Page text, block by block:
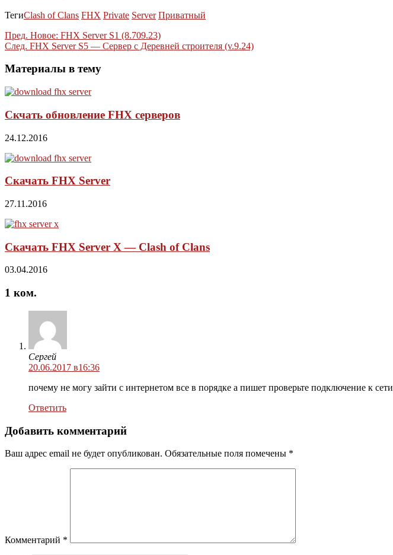
ТегиClash of Clans FHX Private Server Приватный
Пред. Новое: FHX Server S1 (8.709.23)
След. FHX Server S5 — Сервер с Деревней строителя (v.9.24)
Материалы в тему
Скчать обновление FHX серверов
24.12.2016
Скачать FHX Server
27.11.2016
Скачать FHX Server X — Clash of Clans
03.04.2016
1 ком.
Сергей
20.06.2017 в16:36
почему не могу зайти с интернетом все в порядке а пишет проверьте подключение к сети
Ответить
Добавить комментарий
Ваш адрес email не будет опубликован. Обязательные поля помечены *
Комментарий *